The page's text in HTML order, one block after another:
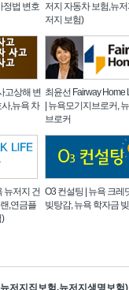
정법 변호 저지 자동차 보험,뉴
저지 보험)
고상해 변
,뉴욕 차
최윤선 Fairway Home
| 뉴욕모기지브로커,
브로커
뉴저지 건
,연금플
O3 컨설팅 | 뉴욕 크레
빚탕감, 뉴욕 학자금 빚
저지집보험,뉴저지생명보험